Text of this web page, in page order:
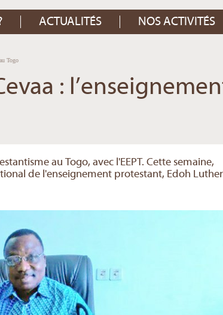
ACTUALITÉS NOS ACTIVITÉS
Togo
:
au Togo, avec l'EEPT. Cette semaine,
de l'enseignement protestant, Edoh Luther